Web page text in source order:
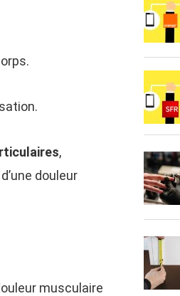
,
douleur
musculaire